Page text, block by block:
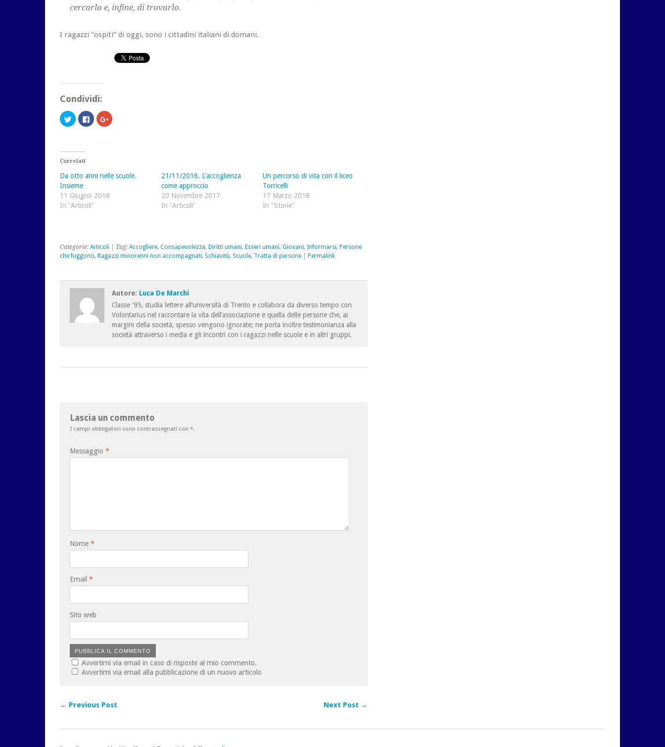
cercarlo e, infine, di trovarlo.
I ragazzi “ospiti” di oggi, sono i cittadini italiani di domani.
Condividi:
Fai
clic
Twitter
(Si
apre
una
nuova
finestra)
Fai
clic
nuova
Fai
clic
una
Correlati
Da otto anni nelle scuole.
Insieme
11 Giugno 2018
In "Articoli"
21/11/2016. L'accoglienza
come approccio
20 Novembre 2017
In "Articoli"
Un percorso di vita con il liceo
Torricelli
17 Marzo 2018
In "Storie"
Categorie: Articoli | Tag: Accogliere, Consapevolezza, Diritti umani, Esseri umani, Giovani, Informarsi, Persone
che fuggono, Ragazzi minorenni non accompagnati, Schiavitù, Scuole, Tratta di persone Permalink
Autore: Luca De Marchi
Classe '95, studia lettere all’università di Trento e collabora da diverso tempo con
Volontarius nel raccontare la vita dell’associazione e quella delle persone che, ai
margini della società, spesso vengono ignorate; ne porta inoltre testimonianza alla
società attraverso i media e gli incontri con i ragazzi nelle scuole e in altri gruppi.
Lascia un commento
I campi obbligatori sono contrassegnati con *.
Messaggio *
Nome *
Email *
Sito web
Avvertimi via email in caso di risposte al mio commento.
Avvertimi via email alla pubblicazione di un nuovo articolo
← Previous Post Next Post →